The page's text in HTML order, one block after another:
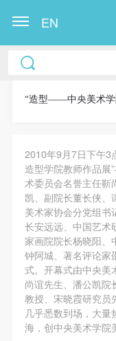
EN
“造型——中央美术学
2010年9月7日下午
造型学院教师作品展
术委员会名誉主任靳
凯、副院长董长侠、
美术家协会分党组书
长安远远、中国艺术
家画院院长杨晓阳、
钟阿城、著名评论家
式。开幕式由中央美
尚谊先生、潘公凯院
教授、宋晓霞研究员
几乎悉数到场，大
海，创中央美术学院
中央美术学院美术
称“CAFAM”），
果（如参与工作坊
作发表、出版。中
它数字媒体形式公
源总库》《中央美
术馆资料库》等相
在中央美术学院中
关“章程”规定享受
中央美术学院美术
第一条
本次活动公平公正
中央美术学院美术
称“CAFAM”），
果（如参与工作坊
作发表、出版。中
它数字媒体形式公
源总库》《中央美
术馆资料库》等相
在中央美术学院中
关“章程”规定享受
中央美术学院美术
第一条
本次活动公平公正
中央美术学院美术
称“CAFAM”），
果（如参与工作坊
作发表、出版。中
它数字媒体形式公
源总库》《中央美
术馆资料库》等相
在中央美术学院中
关“章程”规定享受
中央美术学院美术
第一条
本次活动公平公正